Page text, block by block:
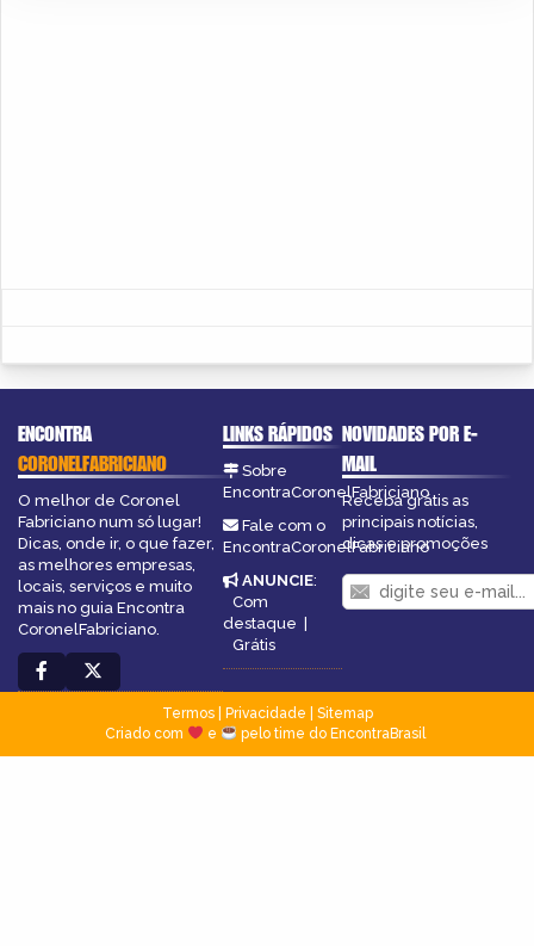
ENCONTRA
CORONELFABRICIANO
O melhor de Coronel
Fabriciano num só lugar!
Dicas, onde ir, o que fazer,
as melhores empresas,
locais, serviços e muito
mais no guia Encontra
CoronelFabriciano.
LINKS RÁPIDOS
Sobre
EncontraCoronelFabriciano
Fale com o
EncontraCoronelFabriciano
ANUNCIE:
Com
destaque |
Grátis
NOVIDADES POR E-
MAIL
Receba grátis as
principais notícias,
dicas e promoções
Termos| Privacidade
Sitemap
Criado com
e pelo time do EncontraBrasil